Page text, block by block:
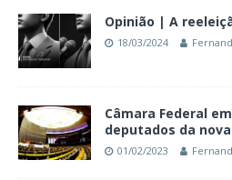
Opinião | A
18/03/2024
Câmara Federal
deputados da
01/02/2023